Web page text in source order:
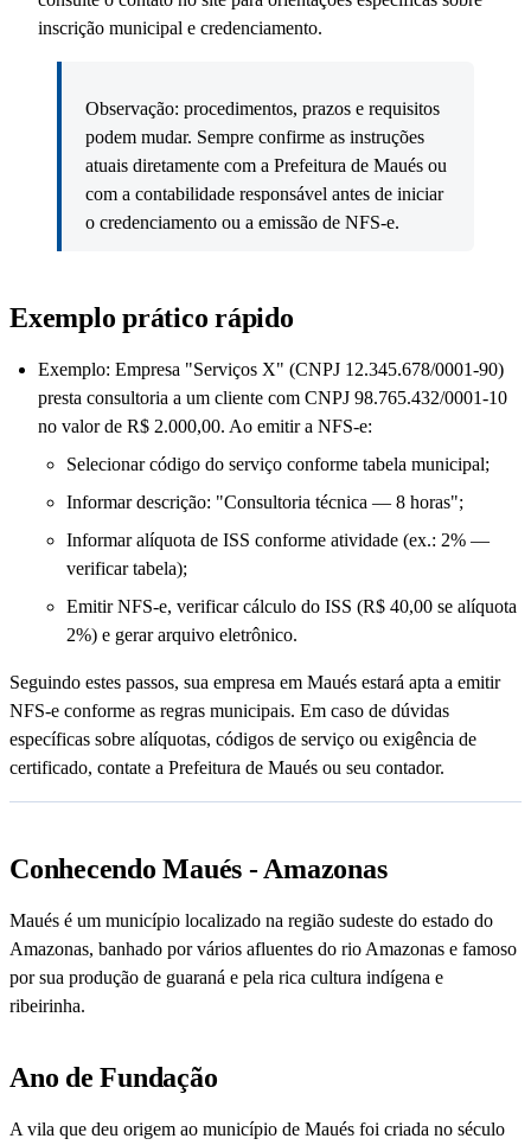
inscrição municipal e credenciamento.
Observação: procedimentos, prazos e requisitos
podem mudar. Sempre confirme as instruções
atuais diretamente com a Prefeitura de Maués ou
com a contabilidade responsável antes de iniciar
o credenciamento ou a emissão de NFS-e.
Exemplo prático rápido
Exemplo: Empresa "Serviços X" (CNPJ 12.345.678/0001-90)
presta consultoria a um cliente com CNPJ 98.765.432/0001-10
no valor de R$ 2.000,00. Ao emitir a NFS-e:
Selecionar código do serviço conforme tabela municipal;
Informar descrição: "Consultoria técnica — 8 horas";
Informar alíquota de ISS conforme atividade (ex.: 2% —
verificar tabela);
Emitir NFS-e, verificar cálculo do ISS (R$ 40,00 se alíquota
2%) e gerar arquivo eletrônico.
Seguindo estes passos, sua empresa em Maués estará apta a emitir
NFS-e conforme as regras municipais. Em caso de dúvidas
específicas sobre alíquotas, códigos de serviço ou exigência de
certificado, contate a Prefeitura de Maués ou seu contador.
Conhecendo Maués - Amazonas
Maués é um município localizado na região sudeste do estado do
Amazonas, banhado por vários afluentes do rio Amazonas e famoso
por sua produção de guaraná e pela rica cultura indígena e
ribeirinha.
Ano de Fundação
A vila que deu origem ao município de Maués foi criada no século